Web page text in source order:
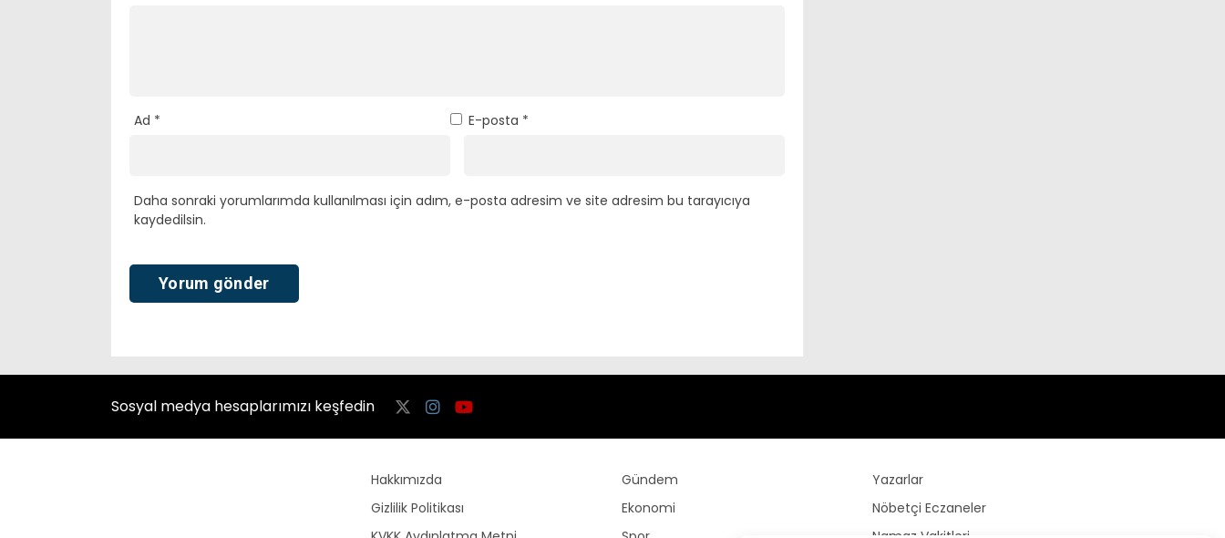
Ad * E-posta *
Daha sonraki yorumlarımda kullanılması için adım, e-posta adresim ve site adresim bu tarayıcıya
kaydedilsin.
Sosyal medya hesaplarımızı keşfedin
Hakkımızda
Gizlilik Politikası
Gündem
Ekonomi
Yazarlar
Nöbetçi Eczaneler